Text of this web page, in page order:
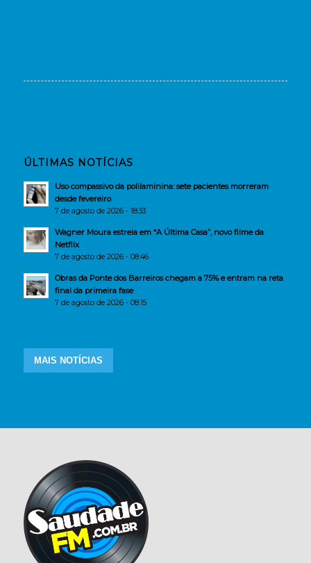
ÚLTIMAS NOTÍCIAS
Uso compassivo da polilaminina: sete pacientes morreram
desde fevereiro
7 de agosto de 2026 - 18:33
Wagner Moura estreia em “A Última Casa”, novo filme da
Netflix
7 de agosto de 2026 - 08:46
Obras da Ponte dos Barreiros chegam a 75% e entram na reta
final da primeira fase
7 de agosto de 2026 - 08:15
MAIS NOTÍCIAS